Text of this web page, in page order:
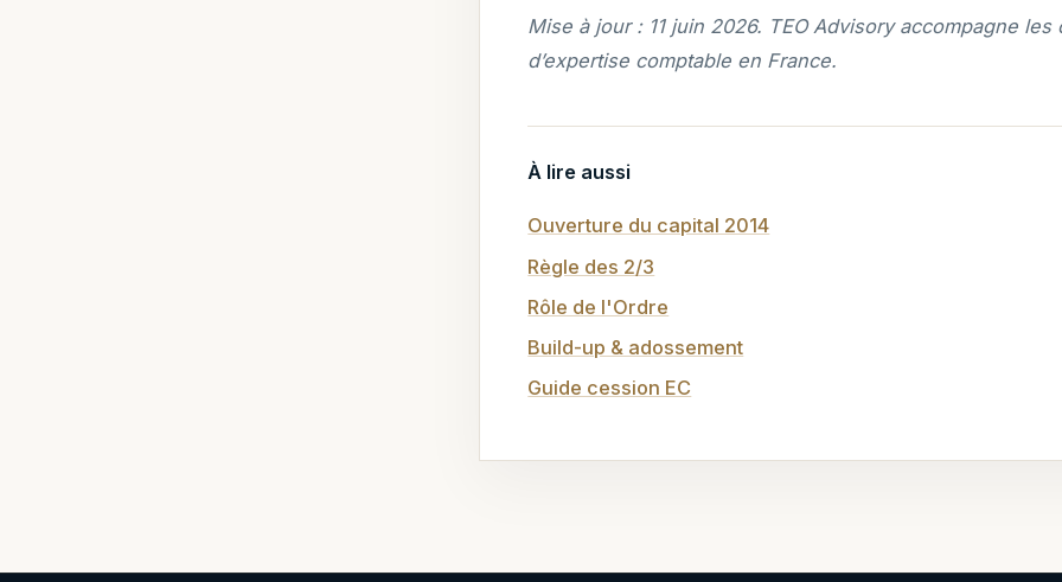
Mise à jour : 11 juin 2026. TEO Advisory accompagne
d’expertise comptable en France.
À lire aussi
Ouverture du capital 2014
Règle des 2/3
Rôle de l'Ordre
Build-up & adossement
Guide cession EC